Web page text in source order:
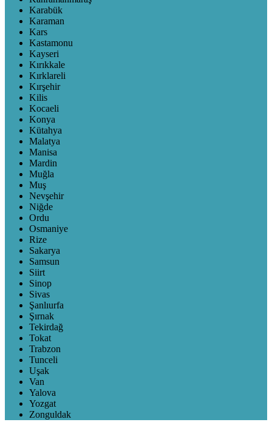
Karabük
Karaman
Kars
Kastamonu
Kayseri
Kırıkkale
Kırklareli
Kırşehir
Kilis
Kocaeli
Konya
Kütahya
Malatya
Manisa
Mardin
Muğla
Muş
Nevşehir
Niğde
Ordu
Osmaniye
Rize
Sakarya
Samsun
Siirt
Sinop
Sivas
Şanlıurfa
Şırnak
Tekirdağ
Tokat
Trabzon
Tunceli
Uşak
Van
Yalova
Yozgat
Zonguldak